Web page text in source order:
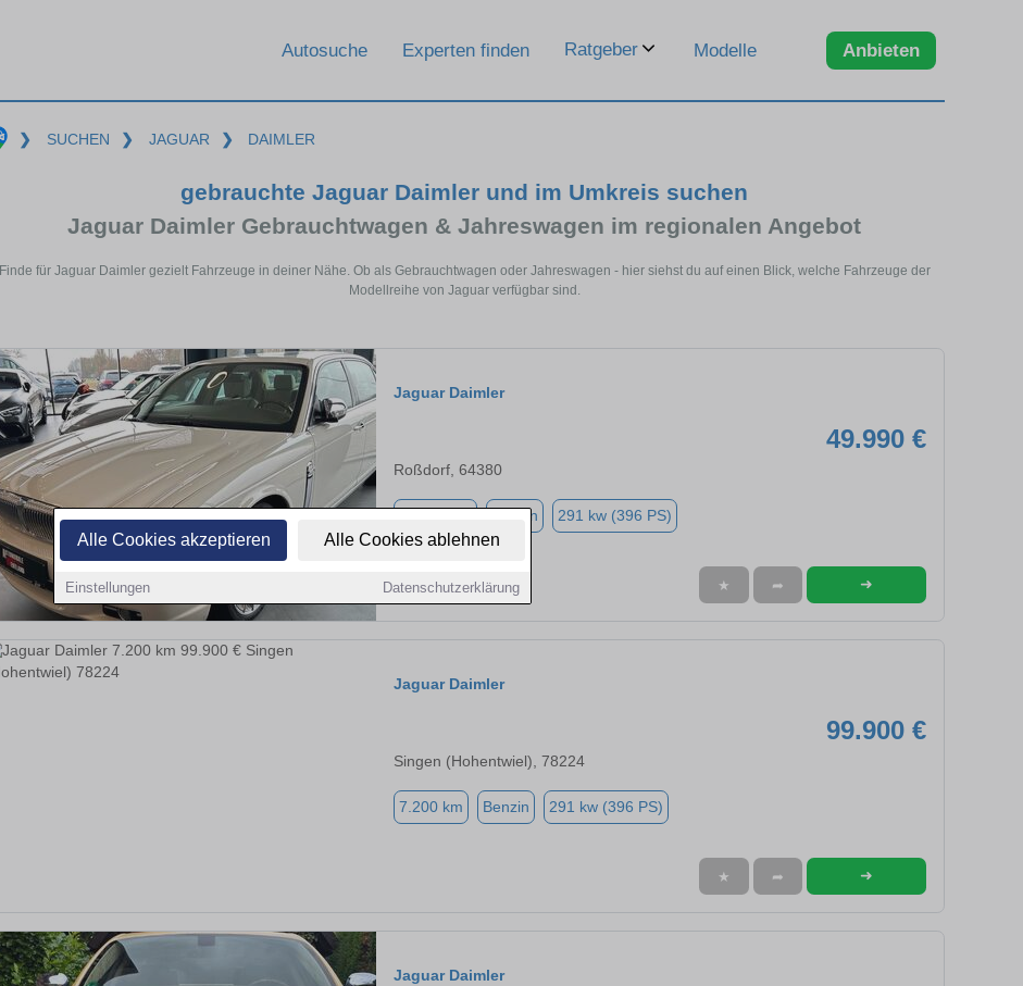
Alle Cookies akzeptieren Alle Cookies ablehnen
Einstellungen Datenschutzerklärung
Autosuche Experten finden Ratgeber Modelle Anbieten
❯ SUCHEN ❯ JAGUAR ❯ DAIMLER
gebrauchte Jaguar Daimler und im Umkreis suchen
Jaguar Daimler Gebrauchtwagen & Jahreswagen im regionalen Angebot
Finde für Jaguar Daimler gezielt Fahrzeuge in deiner Nähe. Ob als Gebrauchtwagen oder Jahreswagen - hier siehst du auf einen Blick, welche Fahrzeuge der
Modellreihe von Jaguar verfügbar sind.
Jaguar Daimler
49.990 €
Roßdorf, 64380
Benzin 291 kw (396 PS)
★ ➦ ➜
Jaguar Daimler
99.900 €
Singen (Hohentwiel), 78224
7.200 km Benzin 291 kw (396 PS)
★ ➦ ➜
Jaguar Daimler